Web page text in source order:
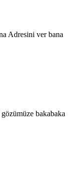
Adresini ver bana
bakabaka